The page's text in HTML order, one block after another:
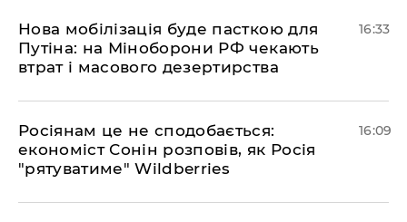
Нова мобілізація буде пасткою для
Путіна: на Міноборони РФ чекають
втрат і масового дезертирства
16:33
Росіянам це не сподобається:
економіст Сонін розповів, як Росія
"рятуватиме" Wildberries
16:09